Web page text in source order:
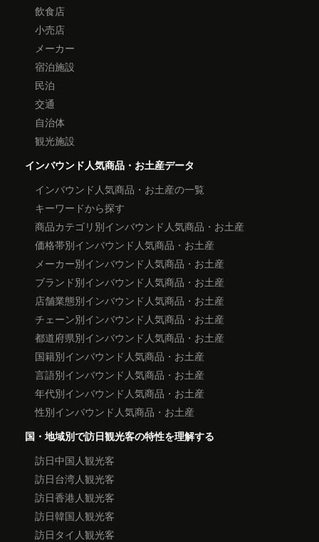
飲食店
小売店
メーカー
宿泊施設
民泊
交通
自治体
観光施設
インバウンド人気商品・お土産データ
インバウンド人気商品・お土産の一覧
キーワードから探す
商品カテゴリ別インバウンド人気商品・お土産
価格帯別インバウンド人気商品・お土産
メーカー別インバウンド人気商品・お土産
ブランド別インバウンド人気商品・お土産
店舗業態別インバウンド人気商品・お土産
チェーン別インバウンド人気商品・お土産
都道府県別インバウンド人気商品・お土産
国籍別インバウンド人気商品・お土産
言語別インバウンド人気商品・お土産
年代別インバウンド人気商品・お土産
性別インバウンド人気商品・お土産
国・地域別で訪日観光客の特性を理解する
訪日中国人観光客
訪日台湾人観光客
訪日香港人観光客
訪日韓国人観光客
訪日タイ人観光客